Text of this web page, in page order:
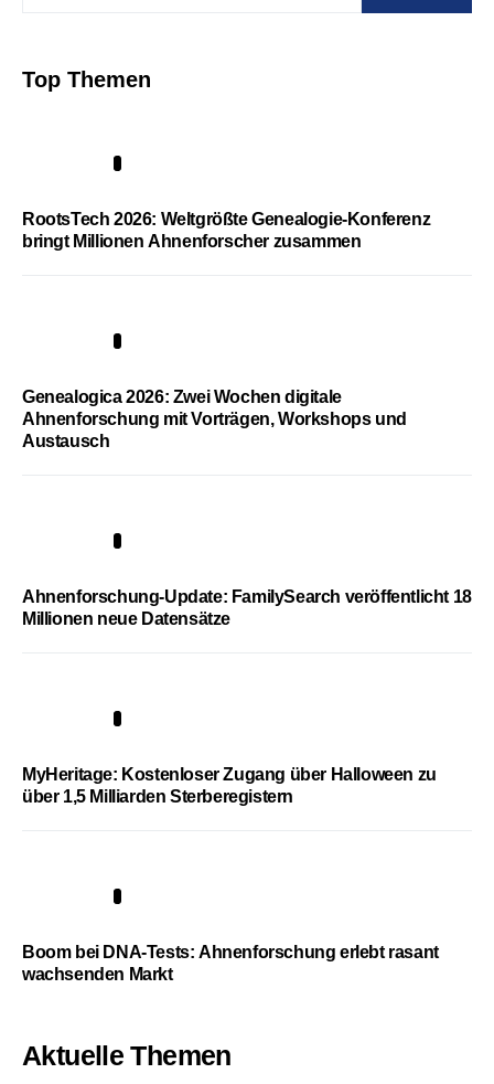
Top Themen
RootsTech 2026: Weltgrößte Genealogie-Konferenz
bringt Millionen Ahnenforscher zusammen
Genealogica 2026: Zwei Wochen digitale
Ahnenforschung mit Vorträgen, Workshops und
Austausch
Ahnenforschung-Update: FamilySearch veröffentlicht 18
Millionen neue Datensätze
MyHeritage: Kostenloser Zugang über Halloween zu
über 1,5 Milliarden Sterberegistern
Boom bei DNA-Tests: Ahnenforschung erlebt rasant
wachsenden Markt
Aktuelle Themen